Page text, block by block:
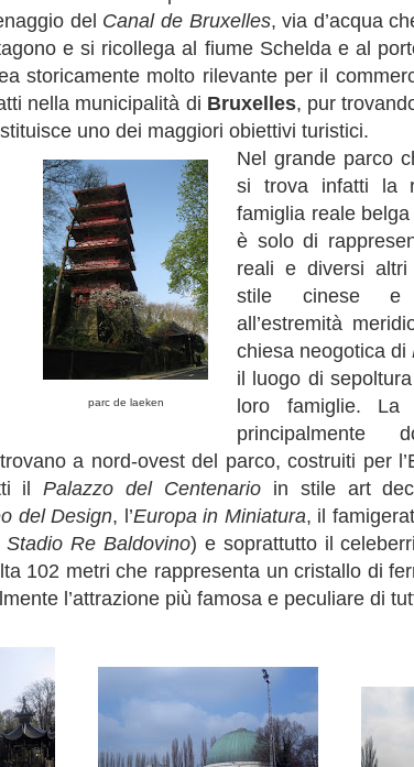
del Canal de Bruxelles, via d’acqua
e si ricollega al fiume Schelda e al
storicamente molto rilevante per il
nella municipalità di Bruxelles, pur
uno dei maggiori obiettivi turistici.
parc de laeken
Nel grande parco
si trova infatti la
famiglia reale
è solo di
reali e diversi
stile cinese e
all’estremità
chiesa neogotica di
il luogo di
loro famiglie.
principalmente
a nord-ovest del parco, costruiti per
ilPalazzo del Centenario in stile art
del Design, l’Europa in Miniatura, il
Stadio Re Baldovino) e soprattutto il
102 metri che rappresenta un cristallo di
l’attrazione più famosa e peculiare di